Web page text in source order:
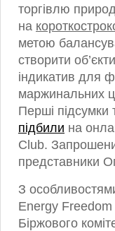
торгівлю
на
метою
створити
індикатив для
маржинальних
Перші підсумки
підбили на
Club.
представники
З
Energy
Біржового